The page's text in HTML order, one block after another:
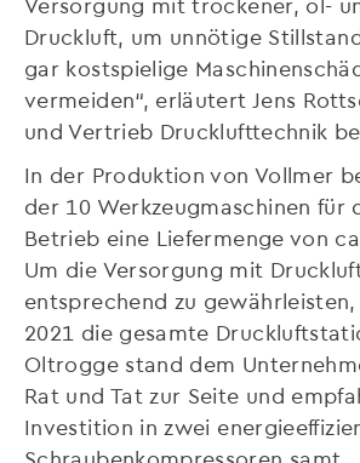
Druckluft, um unnötige
gar kostspielige
vermeiden“, erläutert Jens
und Vertrieb Drucklufttechnik
In der Produktion von Vollmer
der 10 Werkzeugmaschinen für
Betrieb eine Liefermenge von
Um die Versorgung mit
entsprechend zu
2021 die gesamte
Oltrogge stand dem
Rat und Tat zur Seite und
Investition in zwei
Schraubenkompressoren samt